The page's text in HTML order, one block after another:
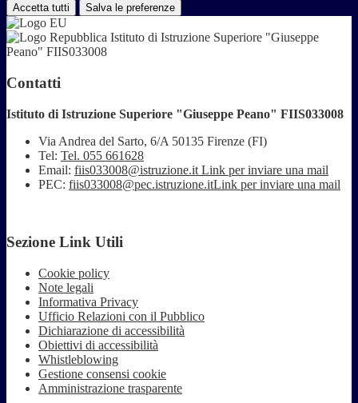
Accetta tutti Salva le preferenze
Istituto di Istruzione Superiore "Giuseppe
Peano" FIIS033008
Contatti
Istituto di Istruzione Superiore "Giuseppe Peano" FIIS033008
Via Andrea del Sarto, 6/A 50135 Firenze (FI)
Tel: Tel. 055 661628
Email: fiis033008@istruzione.it Link per inviare una mail
PEC: fiis033008@pec.istruzione.itLink per inviare una mail
Sezione Link Utili
Cookie policy
Note legali
Informativa Privacy
Ufficio Relazioni con il Pubblico
Dichiarazione di accessibilità
Obiettivi di accessibilità
Whistleblowing
Gestione consensi cookie
Amministrazione trasparente